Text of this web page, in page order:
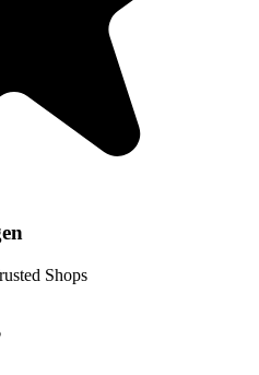
Shops